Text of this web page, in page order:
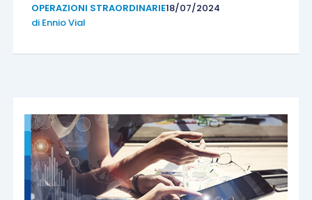
OPERAZIONI STRAORDINARIE18/07/2024
di Ennio Vial